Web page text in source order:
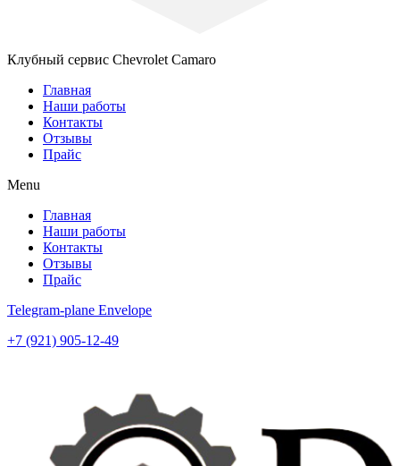
Клубный сервис Chevrolet Camaro
Главная
Наши работы
Контакты
Отзывы
Прайс
Menu
Главная
Наши работы
Контакты
Отзывы
Прайс
Telegram-plane Envelope
+7 (921) 905-12-49